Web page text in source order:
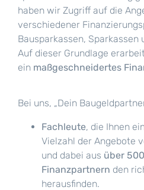
haben wir Zugriff auf die
verschiedener
Bausparkassen, Sparkassen
Auf dieser Grundlage
ein maßgeschneidertes
Bei uns, „Dein
Fachleute, die Ihnen
Vielzahl der Angebote
und dabei aus über
Finanzpartnern den
herausfinden.